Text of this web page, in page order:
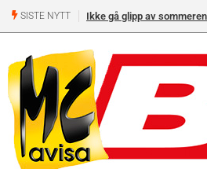
SISTE NYTT Ikke gå glipp av